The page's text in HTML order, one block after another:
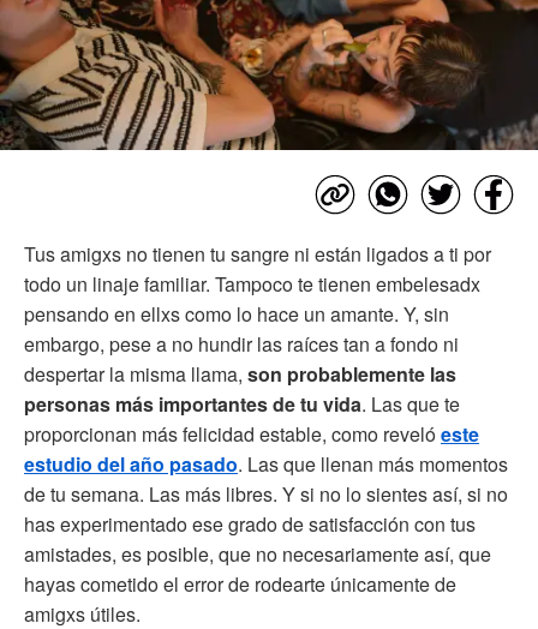
Tus amigxs no tienen tu sangre ni están ligados a ti por
todo un linaje familiar. Tampoco te tienen embelesadx
pensando en ellxs como lo hace un amante. Y, sin
embargo, pese a no hundir las raíces tan a fondo ni
despertar la misma llama, son probablemente las
personas más importantes de tu vida. Las que te
proporcionan más felicidad estable, como revelóeste
estudio del año pasado. Las que llenan más momentos
de tu semana. Las más libres. Y si no lo sientes así, si no
has experimentado ese grado de satisfacción con tus
amistades, es posible, que no necesariamente así, que
hayas cometido el error de rodearte únicamente de
amigxs útiles.